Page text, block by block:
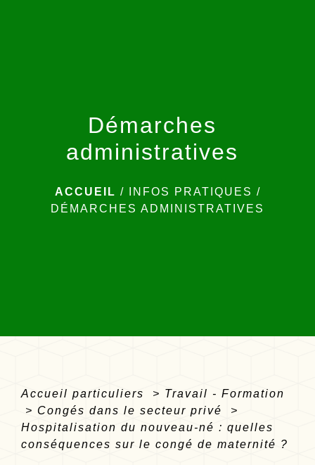
Démarches
administratives
ACCUEIL / INFOS PRATIQUES /
DÉMARCHES ADMINISTRATIVES
Accueil particuliers > Travail - Formation
> Congés dans le secteur privé
>
Hospitalisation du nouveau-né : quelles
conséquences sur le congé de maternité ?